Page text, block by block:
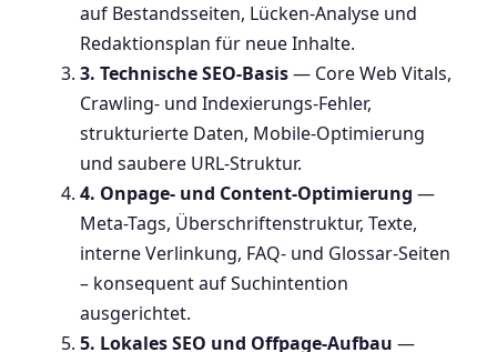
auf Bestandsseiten, Lücken-Analyse und
Redaktionsplan für neue Inhalte.
3. Technische SEO-Basis— Core Web Vitals,
Crawling- und Indexierungs-Fehler,
strukturierte Daten, Mobile-Optimierung
und saubere URL-Struktur.
4. Onpage- und Content-Optimierung —
Meta-Tags, Überschriftenstruktur, Texte,
interne Verlinkung, FAQ- und Glossar-Seiten
– konsequent auf Suchintention
ausgerichtet.
5. Lokales SEO und Offpage-Aufbau —